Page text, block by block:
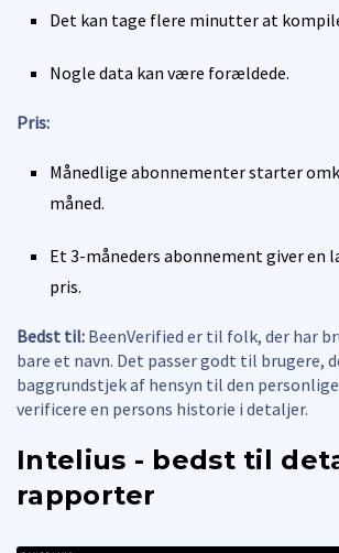
Det kan tage flere minutter at
Nogle data kan være forældede.
Pris:
Månedlige abonnementer starter
måned.
Et 3-måneders abonnement giver en
pris.
Bedst til: BeenVerified er til folk, der har
bare et navn. Det passer godt til brugere,
baggrundstjek af hensyn til den
verificere en persons historie i detaljer.
Intelius - bedst til
rapporter